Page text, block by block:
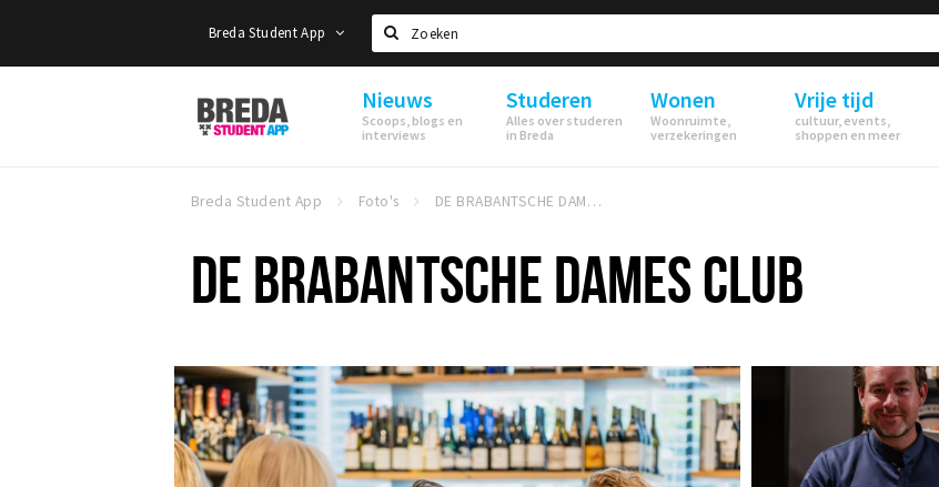
Breda Student App
Zoeken
Breda
Student
Nieuws
Scoops, blogs en
interviews
Studeren
Alles over studeren
in Breda
Wonen
Woonruimte,
verzekeringen
Vrije tijd
cultuur, events,
shoppen en meer
Breda Student App Foto's DE BRABANTSCHE DAMES CLUB
DE BRABANTSCHE DAMES CLUB